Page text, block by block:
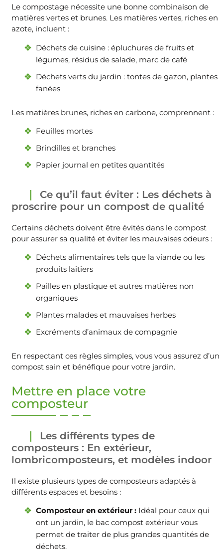
Le compostage nécessite une bonne combinaison de
matières vertes et brunes. Les matières vertes, riches en
azote, incluent :
Déchets de cuisine : épluchures de fruits et
légumes, résidus de salade, marc de café
Déchets verts du jardin : tontes de gazon, plantes
fanées
Les matières brunes, riches en carbone, comprennent :
Feuilles mortes
Brindilles et branches
Papier journal en petites quantités
Ce qu’il faut éviter : Les déchets à
proscrire pour un compost de qualité
Certains déchets doivent être évités dans le compost
pour assurer sa qualité et éviter les mauvaises odeurs :
Déchets alimentaires tels que la viande ou les
produits laitiers
Pailles en plastique et autres matières non
organiques
Plantes malades et mauvaises herbes
Excréments d’animaux de compagnie
En respectant ces règles simples, vous vous assurez d’un
compost sain et bénéfique pour votre jardin.
Mettre en place votre
composteur
Les différents types de
composteurs : En extérieur,
lombricomposteurs, et modèles indoor
Il existe plusieurs types de composteurs adaptés à
différents espaces et besoins :
Composteur en extérieur : Idéal pour ceux qui
ont un jardin, le bac compost extérieur vous
permet de traiter de plus grandes quantités de
déchets.